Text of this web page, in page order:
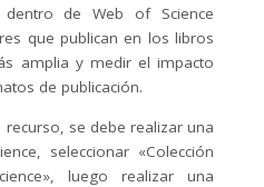
de Web of Science
que publican en los libros
amplia y medir el impacto
de publicación.
se debe realizar una
seleccionar «Colección
luego realizar una